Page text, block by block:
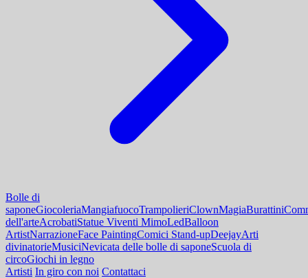
Bolle di
saponeGiocoleriaMangiafuocoTrampolieriClownMagiaBurattini
dell'arteAcrobatiStatue Viventi MimoLedBalloon
ArtistNarrazioneFace PaintingComici Stand-upDeejayArti
divinatorieMusiciNevicata delle bolle di saponeScuola di
circoGiochi in legno
Artisti In giro con noi Contattaci